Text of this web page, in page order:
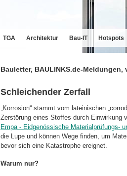
Bauletter, BAULINKS.de-Meldungen,
Schleichender Zerfall
„Korrosion“ stammt vom lateinischen
Zerstörung eines Stoffes durch Einwirkung
Empa - Eidgenössische Materialprüfungs-
die Lupe und können Wege finden, um
bevor sich eine Katastrophe ereignet.
Warum nur?
TGA Architektur Bau-IT Hotspots